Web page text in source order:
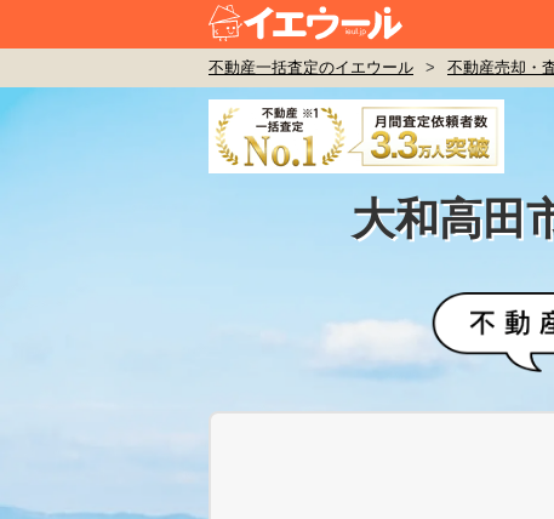
不動産一括査定のイエウール > 不動産売却・
大和高田